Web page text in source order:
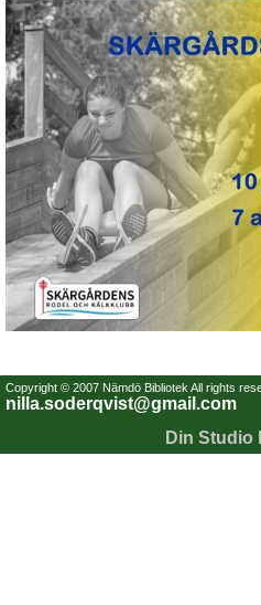
Copyright © 2007 Nämdö Bibliotek All rights
nilla.soderqvist@gmail.com
Din Studio